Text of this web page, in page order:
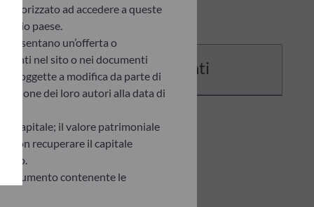
Documenti
ad accedere a queste
paese.
un’offerta o
nel sito o nei documenti
soggette a modifica da parte di
dei loro autori alla data di
capitale; il valore patrimoniale
non recuperare il capitale
documento contenente le
i rischi potenziali.